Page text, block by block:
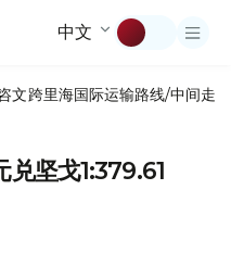
中文
文跨里海国际运输路线/中间走廊
兑坚戈1:379.61